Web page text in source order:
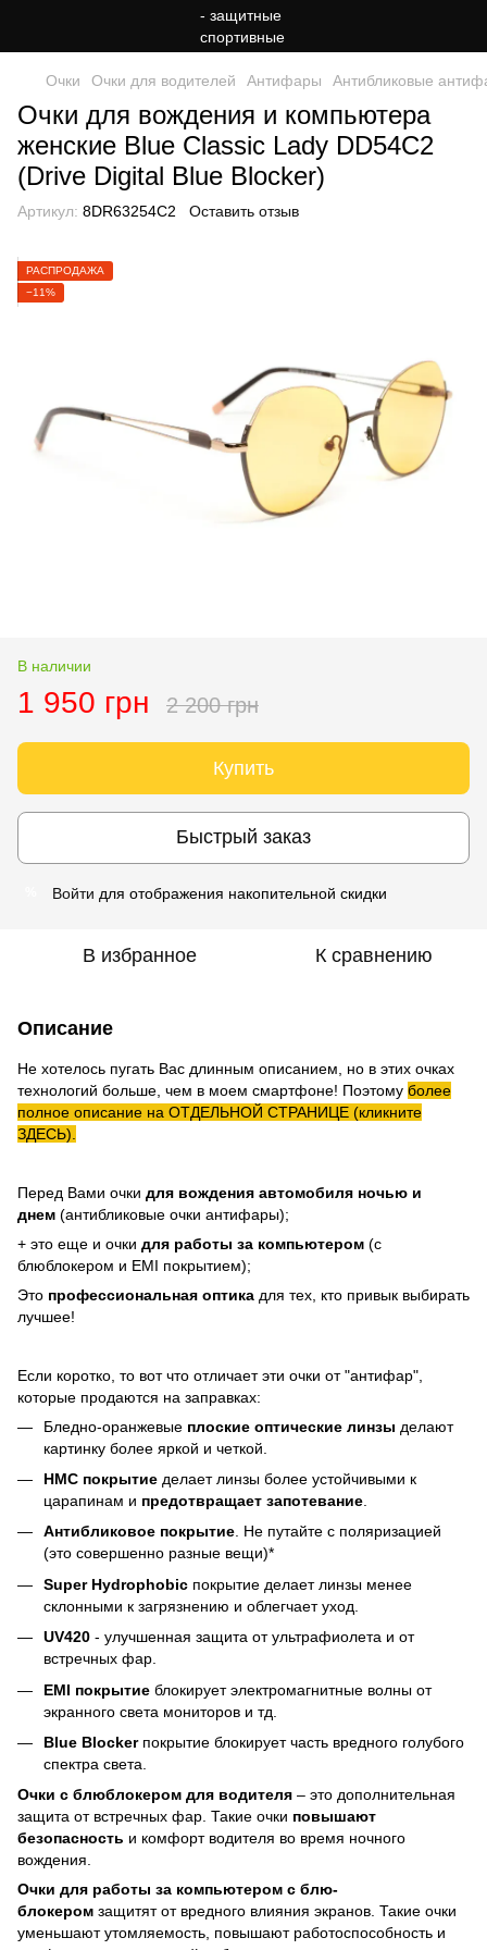
Очки Очки для водителей Антифары Антибликовые
Очки для вождения и компьютера
женские Blue Classic Lady DD54C2
(Drive Digital Blue Blocker)
Артикул: 8DR63254С2 Оставить отзыв
РАСПРОДАЖА
−11%
В наличии
1 950 грн 2 200 грн
Купить
Быстрый заказ
Войти для отображения накопительной скидки
В избранное К сравнению
Описание
Не хотелось пугать Вас длинным описанием, но в этих очках
технологий больше, чем в моем смартфоне! Поэтому более
полное описание на ОТДЕЛЬНОЙ СТРАНИЦЕ (кликните
ЗДЕСЬ).
Перед Вами очки для вождения автомобиля ночью и
днем (антибликовые очки антифары);
+ это еще и очки для работы за компьютером (с
блюблокером и EMI покрытием);
Это профессиональная оптика для тех, кто привык выбирать
лучшее!
Если коротко, то вот что отличает эти очки от "антифар",
которые продаются на заправках:
Бледно-оранжевые плоские оптические линзы делают
картинку более яркой и четкой.
HMC покрытие делает линзы более устойчивыми к
царапинам и предотвращает запотевание
Антибликовое покрытие. Не путайте с поляризацией
(это совершенно разные вещи)*
Super Hydrophobic покрытие делает линзы менее
склонными к загрязнению и облегчает уход.
UV420 - улучшенная защита от ультрафиолета и от
встречных фар.
EMI покрытие блокирует электромагнитные волны от
экранного света мониторов и тд.
Blue Blockerпокрытие блокирует часть вредного голубого
спектра света.
Очки с блюблокером для водителя – это дополнительная
защита от встречных фар. Такие очки повышают
безопасность и комфорт водителя во время ночного
вождения.
Очки для работы за компьютером с блю-
блокером защитят от вредного влияния экранов. Такие очки
уменьшают утомляемость, повышают работоспособность и